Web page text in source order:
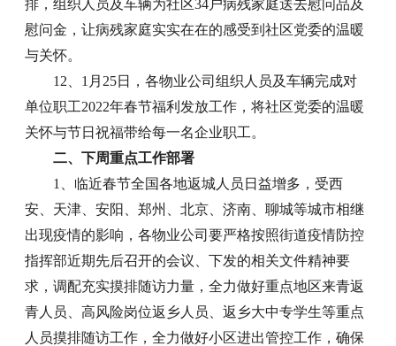
排，组织人员及车辆为社区34户病残家庭送去慰问品及
慰问金，让病残家庭实实在在的感受到社区党委的温暖
与关怀。
12、1月25日，各物业公司组织人员及车辆完成对
单位职工2022年春节福利发放工作，将社区党委的温暖
关怀与节日祝福带给每一名企业职工。
二、下周重点工作部署
1、临近春节全国各地返城人员日益增多，受西
安、天津、安阳、郑州、北京、济南、聊城等城市相继
出现疫情的影响，各物业公司要严格按照街道疫情防控
指挥部近期先后召开的会议、下发的相关文件精神要
求，调配充实摸排随访力量，全力做好重点地区来青返
青人员、高风险岗位返乡人员、返乡大中专学生等重点
人员摸排随访工作，全力做好小区进出管控工作，确保